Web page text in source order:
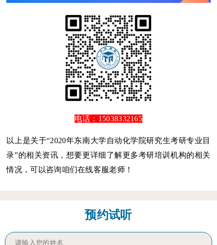
电话：15038332165
以上是关于“2020年东南大学自动化学院研究生考研专业目
录”的相关资讯，想要更详细了解更多考研培训机构的相关
情况，可以咨询咱们在线客服老师！
预约试听